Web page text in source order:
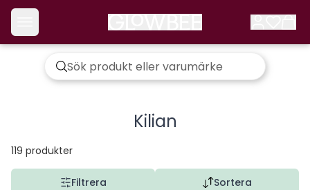
Kilian
119 produkter
Filtrera Sortera